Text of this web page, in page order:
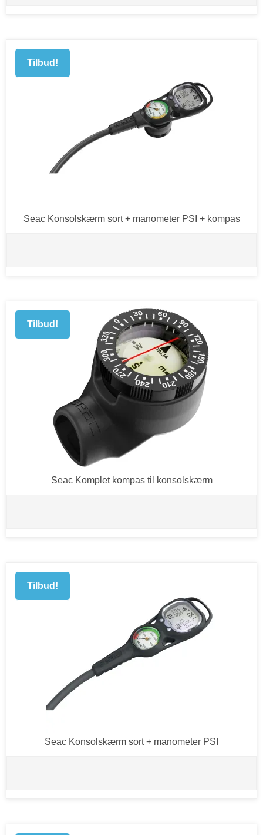
Tilbud!
Seac Konsolskærm sort + manometer PSI + kompas
Tilbud!
Seac Komplet kompas til konsolskærm
Tilbud!
Seac Konsolskærm sort + manometer PSI